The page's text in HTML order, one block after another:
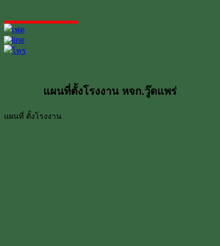
แผนที่ตั้งโรงงาน หจก.วู๊ดแพร่
แผนที่ ตั้งโรงงาน